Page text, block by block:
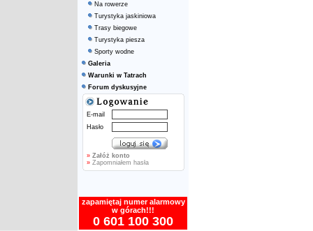
Na rowerze
Turystyka jaskiniowa
Trasy biegowe
Turystyka piesza
Sporty wodne
Galeria
Warunki w Tatrach
Forum dyskusyjne
E-mail
Hasło
» Załóż konto
»Zapomniałem hasła
zapamiętaj numer alarmowy
w górach!!!
0 601 100 300